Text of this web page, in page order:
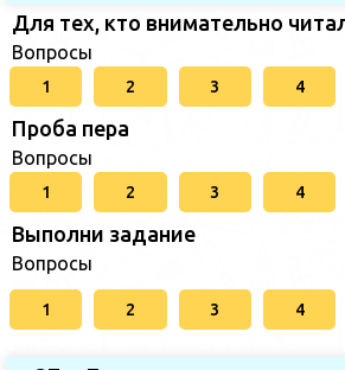
Для тех, кто внимательно
Вопросы
1 2 3 4
Проба пера
Вопросы
1 2 3 4
Выполни задание
Вопросы
1 2 3 4